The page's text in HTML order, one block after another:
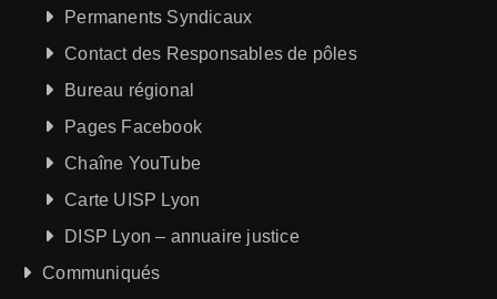
Permanents Syndicaux
Contact des Responsables de pôles
Bureau régional
Pages Facebook
Chaîne YouTube
Carte UISP Lyon
DISP Lyon – annuaire justice
Communiqués